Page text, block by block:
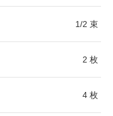
1/2 束
2 枚
4 枚